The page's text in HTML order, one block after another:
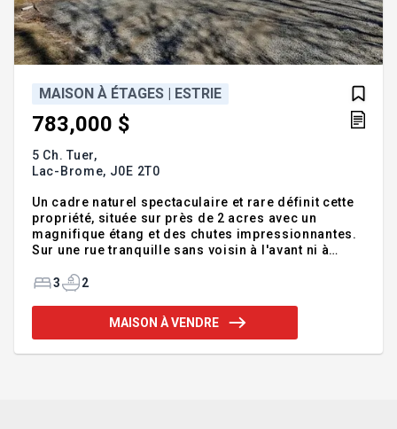
MAISON À ÉTAGES | ESTRIE
783,000 $
5 Ch. Tuer,
Lac-Brome, J0E 2T0
Un cadre naturel spectaculaire et rare définit cette
propriété, située sur près de 2 acres avec un
magnifique étang et des chutes impressionnantes.
Sur une rue tranquille sans voisin à l'avant ni à
3 chambres offre une intimité et une tranquillité
environnement inspirant, idéal pour les artistes ou
les activités de loisirs. La propriété comprend
3 2
MAISON À VENDRE